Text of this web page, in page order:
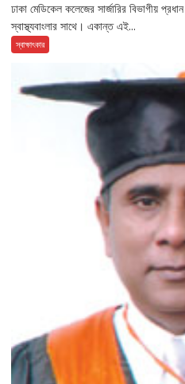
ঢাকা মেডিকেল কলেজের সার্জারির বিভাগীয়
স্বাস্থ্যবাংলার সাথে। একান্ত এই...
স্বাক্ষাৎকার